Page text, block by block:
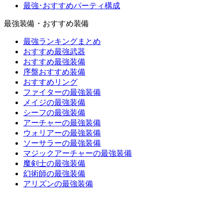
最強･おすすめパーティ構成
最強装備・おすすめ装備
最強ランキングまとめ
おすすめ最強武器
おすすめ最強装備
序盤おすすめ装備
おすすめリング
ファイターの最強装備
メイジの最強装備
シーフの最強装備
アーチャーの最強装備
ウォリアーの最強装備
ソーサラーの最強装備
マジックアーチャーの最強装備
魔剣士の最強装備
幻術師の最強装備
アリズンの最強装備